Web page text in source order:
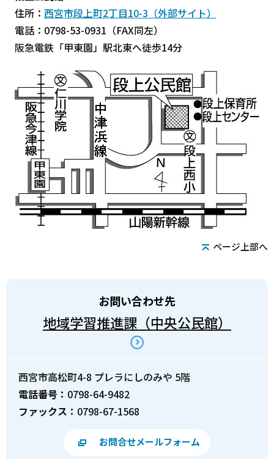
住所： 西宮市段上町2丁目10-3（外部サイト）
電話：0798-53-0931（FAX同左）
阪急電鉄「甲東園」駅北東へ徒歩14分
ページ上部へ
お問い合わせ先
地域学習推進課（中央公民館）
西宮市高松町4-8 プレラにしのみや 5階
電話番号： 0798-64-9482
ファックス： 0798-67-1568
お問合せメールフォーム